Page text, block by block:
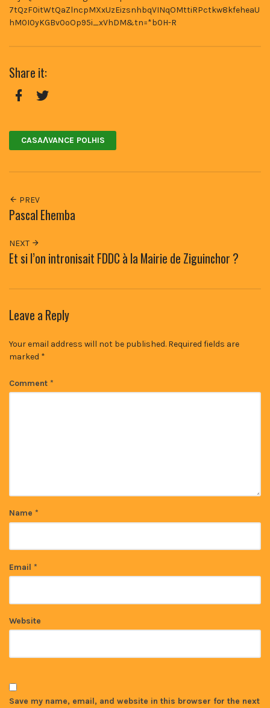
7tQzF0itWtQaZlncpMXxUzEizsnhbqVINqOMttiRPctkw8kfeheaU
hM0I0yKGBv0oOp95i_xVhDM&tn=*b0H-R
Share it:
CASAɅVANCE POLHIS
PREV
Pascal Ehemba
NEXT
Et si l’on intronisait FDDC à la Mairie de Ziguinchor ?
Leave a Reply
Your email address will not be published. Required fields are
marked *
Comment *
Name *
Email *
Website
Save my name, email, and website in this browser for the next